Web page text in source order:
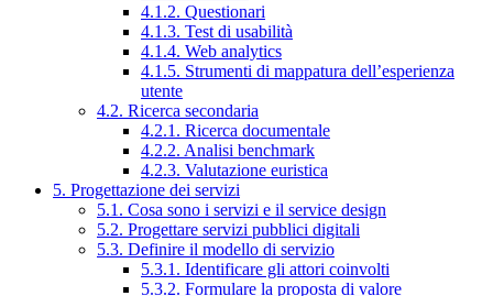
4.1.2. Questionari
4.1.3. Test di usabilità
4.1.4. Web analytics
4.1.5. Strumenti di mappatura dell’esperienza
utente
4.2. Ricerca secondaria
4.2.1. Ricerca documentale
4.2.2. Analisi benchmark
4.2.3. Valutazione euristica
5. Progettazione dei servizi
5.1. Cosa sono i servizi e il service design
5.2. Progettare servizi pubblici digitali
5.3. Definire il modello di servizio
5.3.1. Identificare gli attori coinvolti
5.3.2. Formulare la proposta di valore